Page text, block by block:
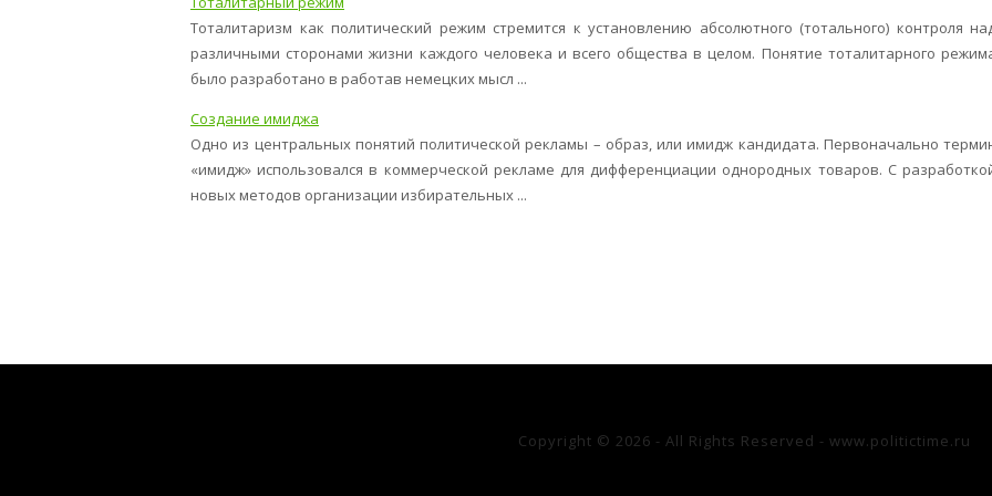
Тоталитаризм как политический режим стремится к установлению абсолютного (тотального) контроля
различными сторонами жизни каждого человека и всего общества в целом. Понятие тоталитарного
было разработано в работав немецких мысл ...
Создание имиджа
Одно из центральных понятий политической рекламы – образ, или имидж кандидата. Первоначально
«имидж» использовался в коммерческой рекламе для дифференциации однородных товаров. С
новых методов организации избирательных ...
Copyright © 2026 - All Rights Reserved - www.politictime.ru